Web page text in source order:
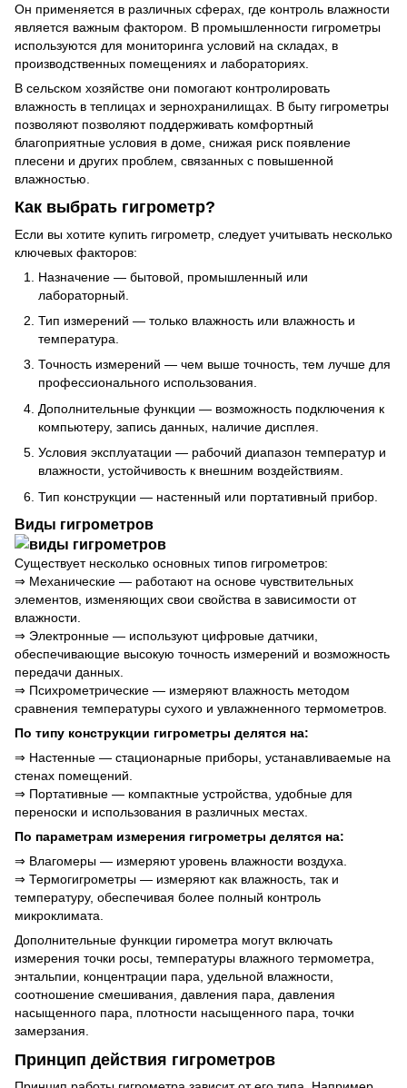
Он применяется в различных сферах, где контроль влажности
является важным фактором. В промышленности гигрометры
используются для мониторинга условий на складах, в
производственных помещениях и лабораториях.
В сельском хозяйстве они помогают контролировать
влажность в теплицах и зернохранилищах. В быту гигрометры
позволяют позволяют поддерживать комфортный
благоприятные условия в доме, снижая риск появление
плесени и других проблем, связанных с повышенной
влажностью.
Как выбрать гигрометр?
Если вы хотите купить гигрометр, следует учитывать несколько
ключевых факторов:
Назначение — бытовой, промышленный или
лабораторный.
Тип измерений — только влажность или влажность и
температура.
Точность измерений — чем выше точность, тем лучше для
профессионального использования.
Дополнительные функции — возможность подключения к
компьютеру, запись данных, наличие дисплея.
Условия эксплуатации — рабочий диапазон температур и
влажности, устойчивость к внешним воздействиям.
Тип конструкции — настенный или портативный прибор.
Виды гигрометров
Существует несколько основных типов гигрометров:
⇒ Механические — работают на основе чувствительных
элементов, изменяющих свои свойства в зависимости от
влажности.
⇒ Электронные — используют цифровые датчики,
обеспечивающие высокую точность измерений и возможность
передачи данных.
⇒ Психрометрические — измеряют влажность методом
сравнения температуры сухого и увлажненного термометров.
По типу конструкции гигрометры делятся на:
⇒ Настенные — стационарные приборы, устанавливаемые на
стенах помещений.
⇒ Портативные — компактные устройства, удобные для
переноски и использования в различных местах.
По параметрам измерения гигрометры делятся на:
⇒ Влагомеры — измеряют уровень влажности воздуха.
⇒ Термогигрометры — измеряют как влажность, так и
температуру, обеспечивая более полный контроль
микроклимата.
Дополнительные функции гирометра могут включать
измерения точки росы, температуры влажного термометра,
энтальпии, концентрации пара, удельной влажности,
соотношение смешивания, давления пара, давления
насыщенного пара, плотности насыщенного пара, точки
замерзания.
Принцип действия гигрометров